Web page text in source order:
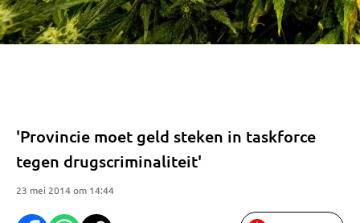
'Provincie moet geld steken in taskforce
tegen drugscriminaliteit'
23 mei 2014 om 14:44